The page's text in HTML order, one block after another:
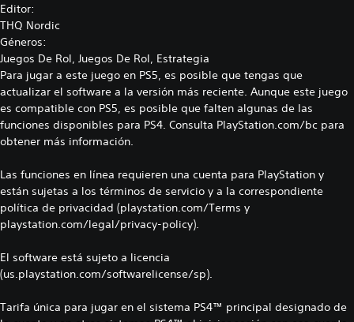
Editor:
THQ Nordic
Géneros:
Juegos De Rol, Juegos De Rol, Estrategia
Para jugar a este juego en PS5, es posible que tengas que
actualizar el software a la versión más reciente. Aunque este juego
es compatible con PS5, es posible que falten algunas de las
funciones disponibles para PS4. Consulta PlayStation.com/bc para
obtener más información.
Las funciones en línea requieren una cuenta para PlayStation y
están sujetas a los términos de servicio y a la correspondiente
política de privacidad (playstation.com/Terms y
playstation.com/legal/privacy-policy).
El software está sujeto a licencia
(us.playstation.com/softwarelicense/sp).
Tarifa única para jugar en el sistema PS4™ principal designado de